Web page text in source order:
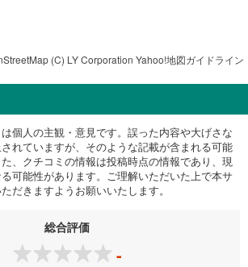
(C) LY Corporation Yahoo!地図ガイドライン
個人の主観・意見です。誤った内容や大げさな
れていますが、そのような記載が含まれる可能
、クチコミの情報は投稿時点の情報であり、現
可能性があります。ご理解いただいた上で本サ
だきますようお願いいたします。
総合評価
-